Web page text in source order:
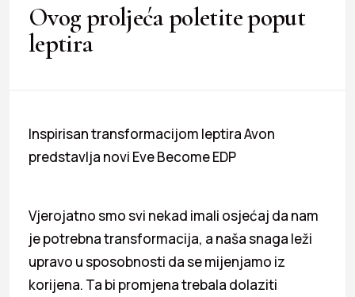
Ovog proljeća poletite poput
leptira
Inspirisan transformacijom leptira Avon
predstavlja novi Eve Become EDP
Vjerojatno smo svi nekad imali osjećaj da nam
je potrebna transformacija, a naša snaga leži
upravo u sposobnosti da se mijenjamo iz
korijena. Ta bi promjena trebala dolaziti